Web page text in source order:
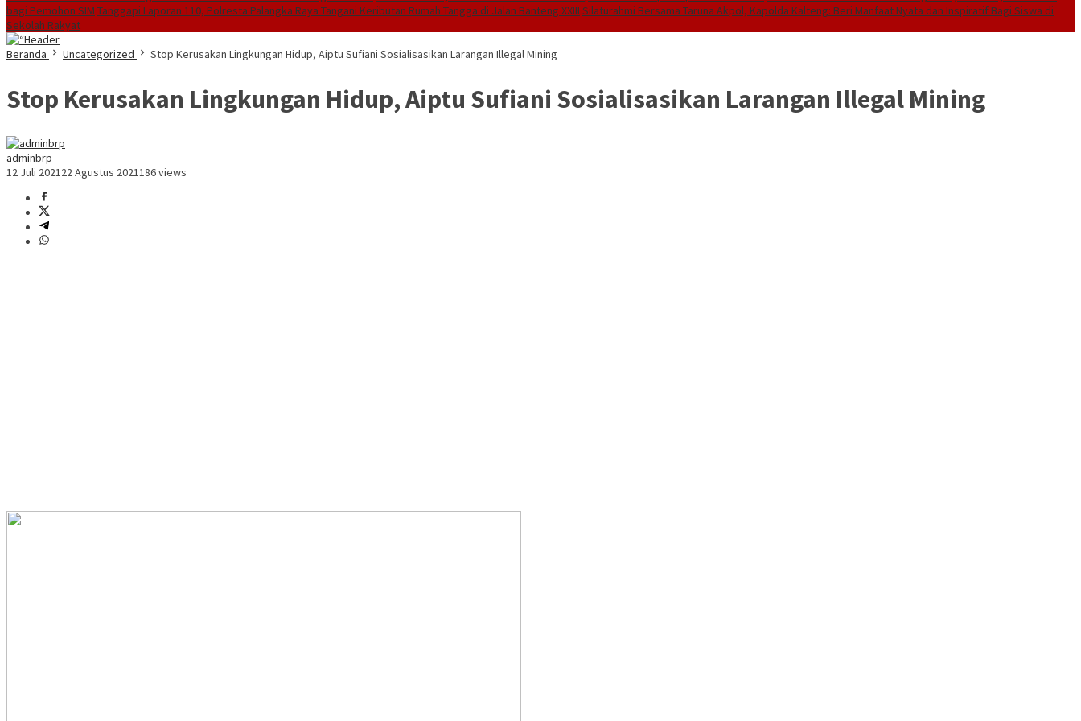
bagi Pemohon SIM Tanggapi Laporan 110, Polresta Palangka Raya Tangani Keributan Rumah Tangga di Jalan Banteng XXIII Silaturahmi Bersama Taruna Akpol, Kapolda Kalteng: Beri Manfaat Nyata dan Inspiratif Bagi Siswa di
Sekolah Rakyat
Beranda
Uncategorized Stop Kerusakan Lingkungan Hidup, Aiptu Sufiani Sosialisasikan Larangan Illegal Mining
Stop Kerusakan Lingkungan Hidup, Aiptu Sufiani Sosialisasikan Larangan Illegal Mining
adminbrp
12 Juli 202122 Agustus 2021186 views